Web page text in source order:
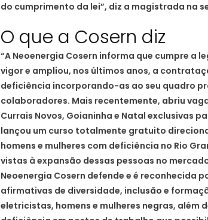
do cumprimento da lei”, diz a magistrada na
O que a Cosern diz
“A Neoenergia Cosern informa que cumpre a
vigor e ampliou, nos últimos anos, a
deficiência incorporando-as ao seu quadro
colaboradores. Mais recentemente, abriu
Currais Novos, Goianinha e Natal exclusivas
lançou um curso totalmente gratuito
homens e mulheres com deficiência no Rio
vistas à expansão dessas pessoas no
Neoenergia Cosern defende e é reconhecida
afirmativas de diversidade, inclusão e
eletricistas, homens e mulheres negras, além